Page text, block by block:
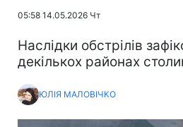
05:58 14.05.2026 Чт
Наслідки обстрілів
декількох районах
ЮЛІЯ МАЛОВІЧКО